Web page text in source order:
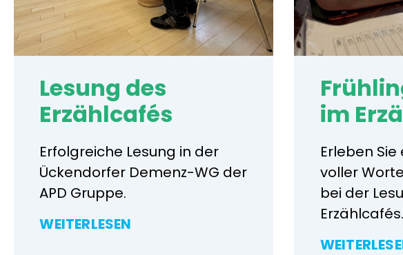
Lesung des
Erzählcafés
Erfolgreiche Lesung in der
Ückendorfer Demenz-WG der
APD Gruppe.
WEITERLESEN
im
Erleben
voller
bei der
Erzählcafés.